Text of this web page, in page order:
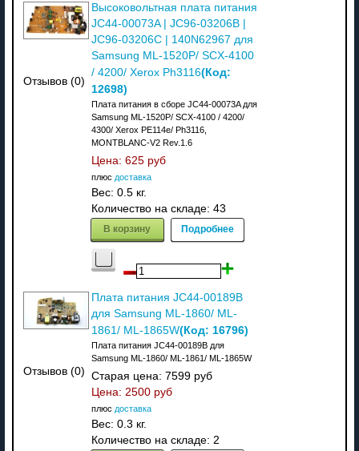
Отзывов (0)
Высоковольтная плата питания
JC44-00073A | JC96-03206B |
JC96-03206C | 140N62967 для
Samsung ML-1520P/ SCX-4100
/ 4200/ Xerox Ph3116(Код:
12698)
Плата питания в сборе JC44-00073A для
Samsung ML-1520P/ SCX-4100 / 4200/
4300/ Xerox РE114e/ Ph3116,
MONTBLANC-V2 Rev.1.6
Цена: 625 руб
плюс доставка
Вес: 0.5 кг.
Количество на складе: 43
В корзину Подробнее
Отзывов (0)
Плата питания JC44-00189B
для Samsung ML-1860/ ML-
1861/ ML-1865W(Код: 16796)
Плата питания JC44-00189B для
Samsung ML-1860/ ML-1861/ ML-1865W
Старая цена: 7599 руб
Цена: 2500 руб
плюс доставка
Вес: 0.3 кг.
Количество на складе: 2